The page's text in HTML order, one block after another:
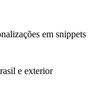
em snippets
e exterior